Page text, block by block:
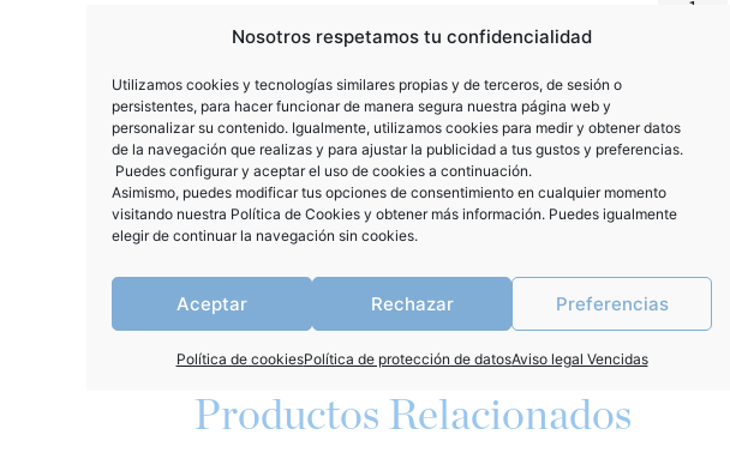
Nosotros respetamos tu confidencialidad
Utilizamos cookies y tecnologías similares propias y de terceros, de sesión o
persistentes, para hacer funcionar de manera segura nuestra página web y
personalizar su contenido. Igualmente, utilizamos cookies para medir y obtener datos
de la navegación que realizas y para ajustar la publicidad a tus gustos y preferencias.
Puedes configurar y aceptar el uso de cookies a continuación.
Asimismo, puedes modificar tus opciones de consentimiento en cualquier momento
visitando nuestra Política de Cookies y obtener más información. Puedes igualmente
elegir de continuar la navegación sin cookies.
Aceptar Rechazar Preferencias
Política de cookiesPolítica de protección de datosAviso legal Vencidas
SKU:
Productos Relacionados